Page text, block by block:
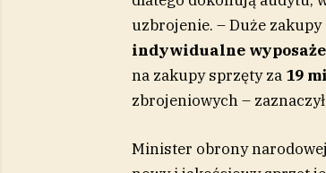
uzbrojenie. – Duże
indywidualne
na zakupy sprzęty za 19
zbrojeniowych –
Minister obrony